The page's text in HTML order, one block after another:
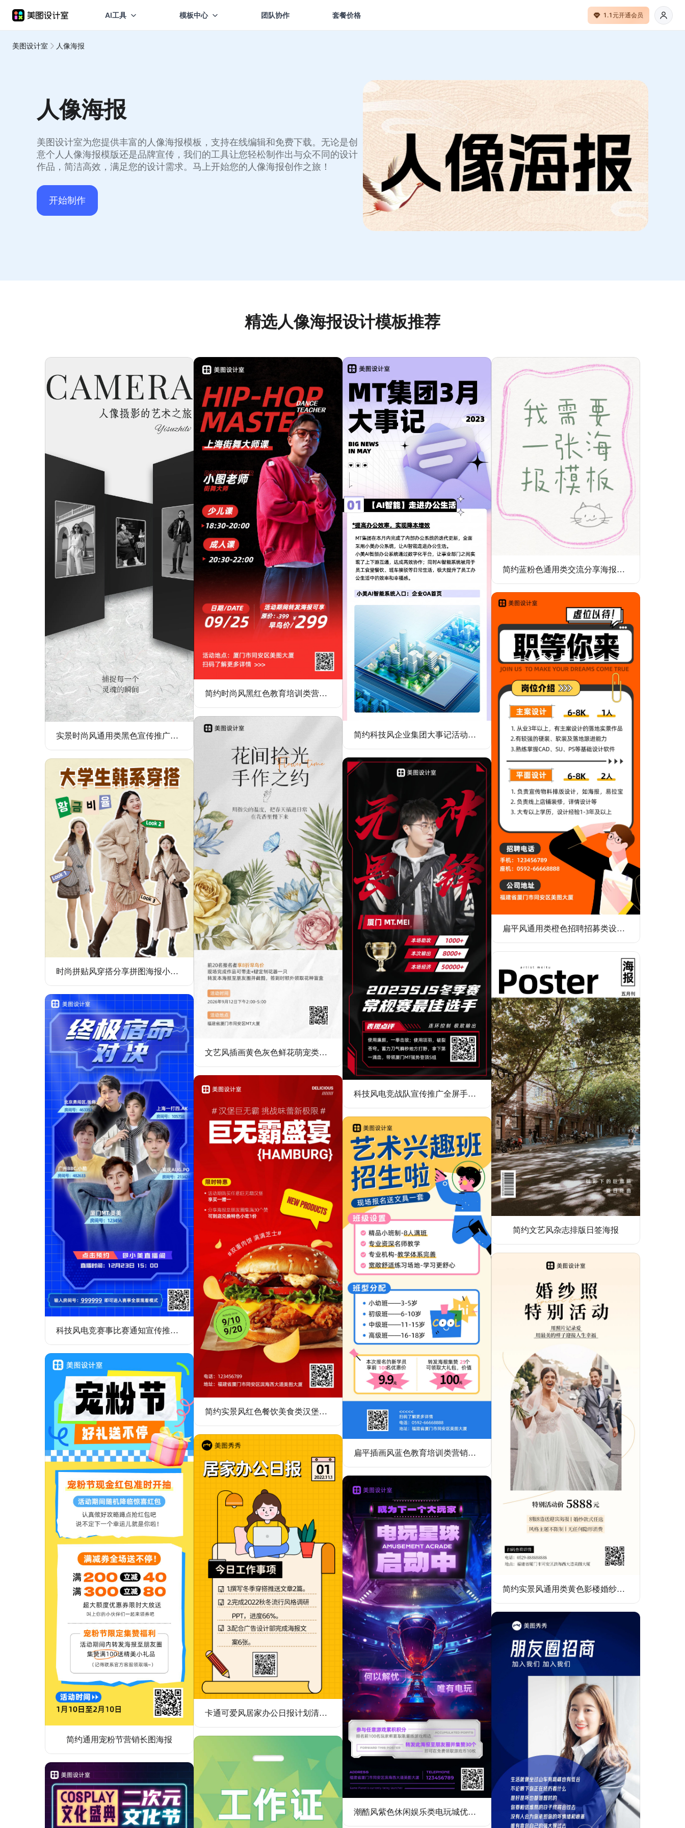
AI工具 模板中心 团队协作 套餐价格 1.1元开通会员
美图设计室 人像海报
人像海报
美图设计室为您提供丰富的人像海报模板，支持在线编辑和免费下载。无论是创
意个人人像海报模版还是品牌宣传，我们的工具让您轻松制作出与众不同的设计
作品，简洁高效，满足您的设计需求。马上开始您的人像海报创作之旅！
开始制作
精选人像海报设计模板推荐
实景时尚风通用类黑色宣传推广人像摄影公众号内页海报
时尚拼贴风穿搭分享拼图海报小红书封面配图
科技风电竞赛事比赛通知宣传推广全屏手机海报
简约通用宠粉节营销长图海报
简约时尚风黑红色教育培训类营销带货街舞培训手机全屏海报
文艺风插画黄色灰色鲜花萌宠类花艺活动营销手机全屏海报
简约实景风红色餐饮美食类汉堡类餐饮美食营销手机全屏海报
卡通可爱风居家办公日报计划清单海报
简约科技风企业集团大事记活动通知多画布长图海报
科技风电竞战队宣传推广全屏手机海报
扁平插画风蓝色教育培训类营销带货兴趣班招生教育海报
潮酷风紫色休闲娱乐类电玩城优惠活动营销手机全屏海报
简约蓝粉色通用类交流分享海报模版互动帖小红书大字封面
扁平风通用类橙色招聘招募类设计岗位手机全屏海报
简约文艺风杂志排版日签海报
简约实景风通用类黄色影楼婚纱照营销手机全屏海报